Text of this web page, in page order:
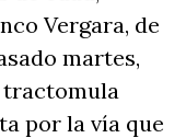
Vergara, de
martes,
por la vía que